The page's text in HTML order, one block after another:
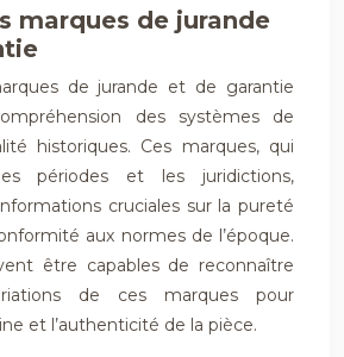
marques de jurande
de jurande et de garantie
des systèmes de
historiques. Ces marques, qui
périodes et les juridictions,
cruciales sur la pureté
aux normes de l’époque.
être capables de reconnaître
de ces marques pour
et l’authenticité de la pièce.